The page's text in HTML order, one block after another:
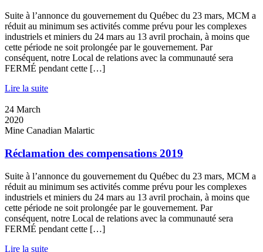
Suite à l’annonce du gouvernement du Québec du 23 mars, MCM a
réduit au minimum ses activités comme prévu pour les complexes
industriels et miniers du 24 mars au 13 avril prochain, à moins que
cette période ne soit prolongée par le gouvernement. Par
conséquent, notre Local de relations avec la communauté sera
FERMÉ pendant cette […]
Lire la suite
24 March
2020
Mine Canadian Malartic
Réclamation des compensations 2019
Suite à l’annonce du gouvernement du Québec du 23 mars, MCM a
réduit au minimum ses activités comme prévu pour les complexes
industriels et miniers du 24 mars au 13 avril prochain, à moins que
cette période ne soit prolongée par le gouvernement. Par
conséquent, notre Local de relations avec la communauté sera
FERMÉ pendant cette […]
Lire la suite